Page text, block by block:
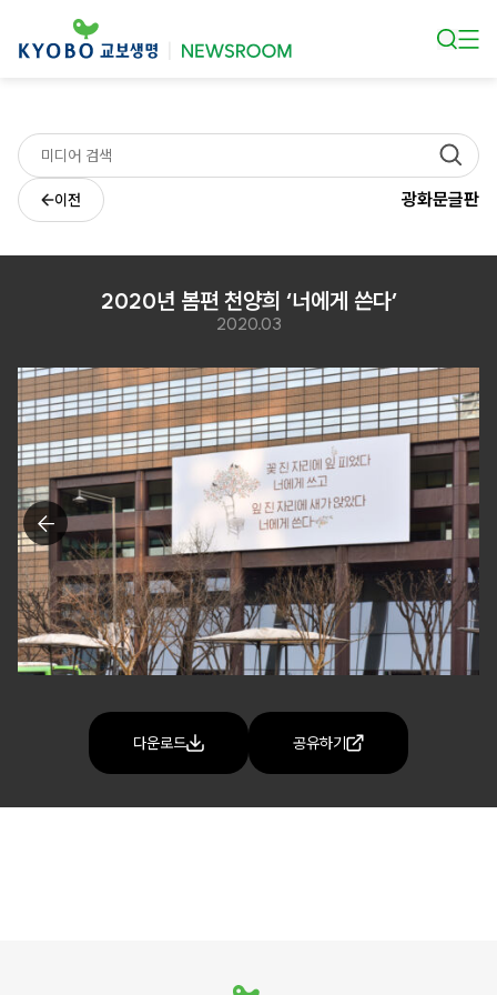
이전 광화문글판
2020년 봄편 천양희 ‘너에게 쓴다’
2020.03
다운로드 공유하기